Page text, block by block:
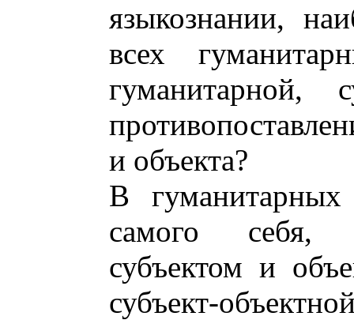
языкознании,
всех
гуманитарной,
и объекта?
В гуманитарных
самого себя,
субъектом и
субъект-